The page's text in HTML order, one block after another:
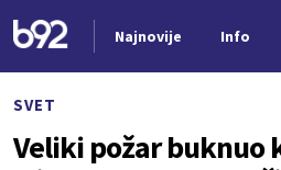
Najnovije Info
SVET
Veliki požar buknuo